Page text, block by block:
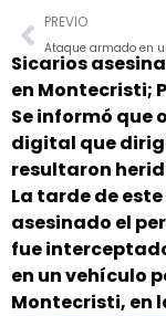
Prev
PREVIO
Sicarios
en Montecristi;
Se informó que
digital que
resultaron
La tarde de
asesinado el
fue
en un vehículo
Montecristi, en